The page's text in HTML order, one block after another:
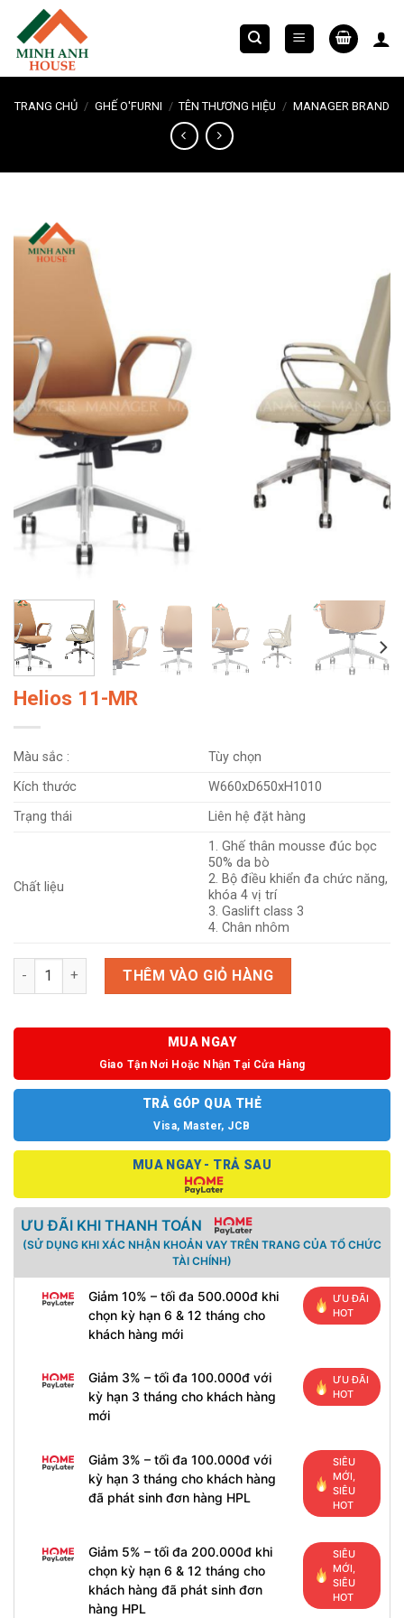
Chuyển
đến
nội
dung
TRANG CHỦ / GHẾ O'FURNI / TÊN THƯƠNG HIỆU / MANAGER BRAND
Helios 11-MR
Màu sắc :
Tùy chọn
Kích thước
W660xD650xH1010
Trạng thái
Liên hệ đặt hàng
Chất liệu
1. Ghế thân mousse đúc bọc
50% da bò
2. Bộ điều khiển đa chức năng,
khóa 4 vị trí
3. Gaslift class 3
4. Chân nhôm
Helios 11-MR số lượngTHÊM VÀO GIỎ HÀNG
MUA NGAY
Giao Tận Nơi Hoặc Nhận Tại Cửa Hàng
TRẢ GÓP QUA THẺ
Visa, Master, JCB
MUA NGAY - TRẢ SAU
ƯU ĐÃI KHI THANH TOÁN
(SỬ DỤNG KHI XÁC NHẬN KHOẢN VAY TRÊN TRANG CỦA TỔ CHỨC
TÀI CHÍNH)
Giảm 10% – tối đa 500.000đ khi
chọn kỳ hạn 6 & 12 tháng cho
khách hàng mới
ƯU ĐÃI
HOT
Giảm 3% – tối đa 100.000đ với
kỳ hạn 3 tháng cho khách hàng
mới
ƯU ĐÃI
HOT
Giảm 3% – tối đa 100.000đ với
kỳ hạn 3 tháng cho khách hàng
đã phát sinh đơn hàng HPL
SIÊU
MỚI,
SIÊU
HOT
Giảm 5% – tối đa 200.000đ khi
chọn kỳ hạn 6 & 12 tháng cho
khách hàng đã phát sinh đơn
hàng HPL
SIÊU
MỚI,
SIÊU
HOT